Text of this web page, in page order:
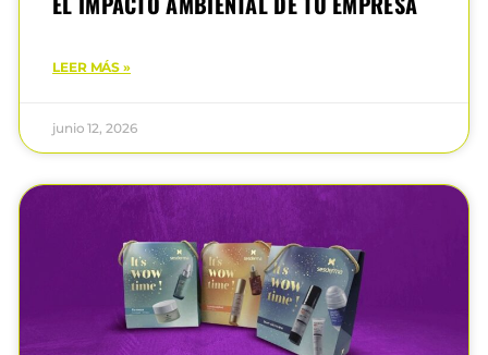
LEER MÁS »
junio 12, 2026